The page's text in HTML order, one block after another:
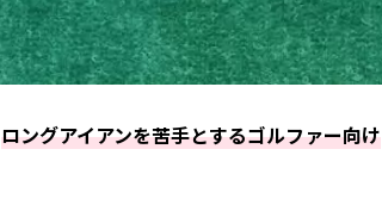
ロングアイアンを苦手とするゴルファー向け